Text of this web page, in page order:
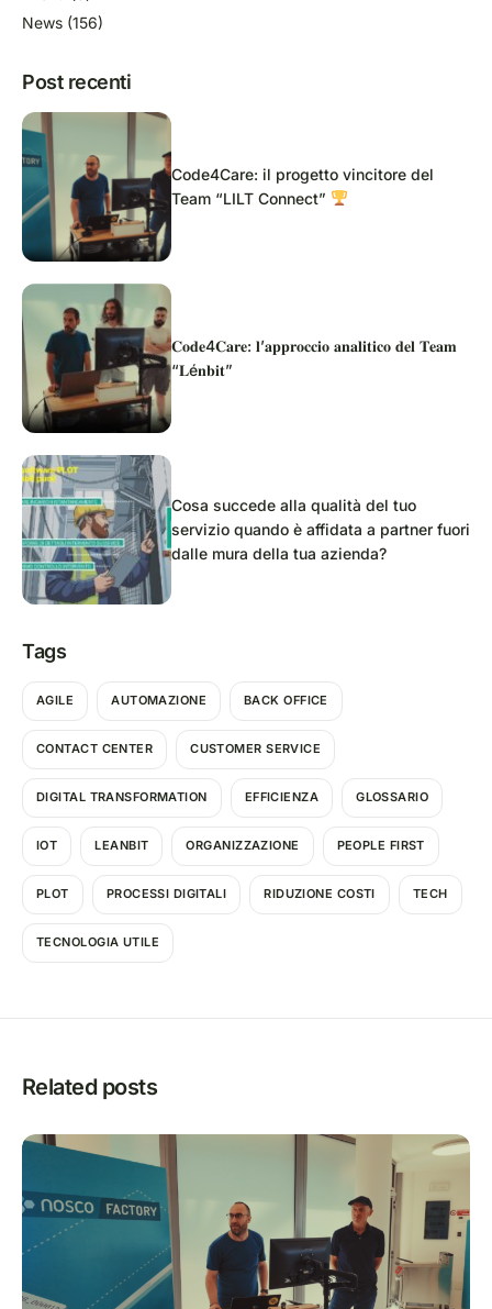
News (156)
Post recenti
Code4Care: il progetto vincitore del
Team “LILT Connect”
𝐂𝐨𝐝𝐞4𝐂𝐚𝐫𝐞: 𝐥’𝐚𝐩𝐩𝐫𝐨𝐜𝐜𝐢𝐨 𝐚𝐧𝐚𝐥𝐢𝐭𝐢𝐜𝐨 𝐝𝐞𝐥 𝐓𝐞𝐚𝐦
“𝐋é𝐧𝐛𝐢𝐭”
Cosa succede alla qualità del tuo
servizio quando è affidata a partner fuori
dalle mura della tua azienda?
Tags
AGILE AUTOMAZIONE BACK OFFICE
CONTACT CENTER CUSTOMER SERVICE
DIGITAL TRANSFORMATION EFFICIENZA GLOSSARIO
IOT LEANBIT ORGANIZZAZIONE PEOPLE FIRST
PLOT PROCESSI DIGITALI RIDUZIONE COSTI TECH
TECNOLOGIA UTILE
Related posts